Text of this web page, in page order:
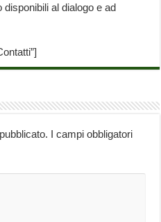
al dialogo e ad
I campi obbligatori